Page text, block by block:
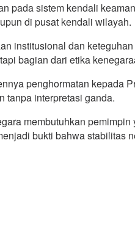
pada sistem kendali
di pusat kendali wilayah.
institusional dan
bagian dari etika
penghormatan kepada
tanpa interpretasi ganda.
membutuhkan
bukti bahwa stabilitas